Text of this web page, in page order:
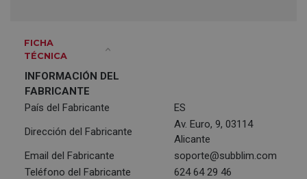
FICHA
TÉCNICA
INFORMACIÓN DEL
FABRICANTE
País del Fabricante
ES
Dirección del Fabricante
Av. Euro, 9, 03114
Alicante
Email del Fabricante
soporte@subblim.com
Teléfono del Fabricante
624 64 29 46